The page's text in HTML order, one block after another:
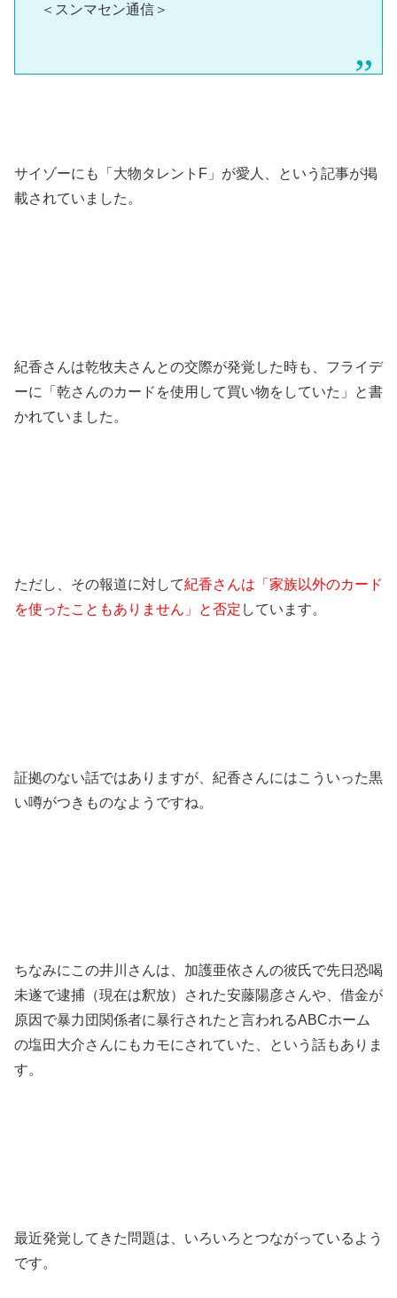
＜スンマセン通信＞
サイゾーにも「大物タレントF」が愛人、という記事が掲
載されていました。
紀香さんは乾牧夫さんとの交際が発覚した時も、フライデ
ーに「乾さんのカードを使用して買い物をしていた」と書
かれていました。
ただし、その報道に対して紀香さんは「家族以外のカード
を使ったこともありません」と否定 しています。
証拠のない話ではありますが、紀香さんにはこういった黒
い噂がつきものなようですね。
ちなみにこの井川さんは、加護亜依さんの彼氏で先日恐喝
未遂で逮捕（現在は釈放）された安藤陽彦さんや、借金が
原因で暴力団関係者に暴行されたと言われるABCホーム
の塩田大介さんにもカモにされていた、という話もありま
す。
最近発覚してきた問題は、いろいろとつながっているよう
です。